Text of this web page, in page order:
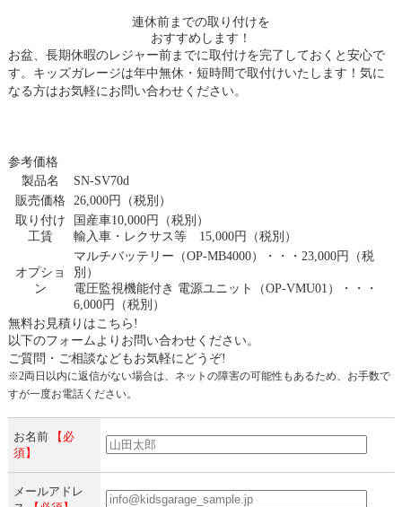
連休前までの取り付けを
おすすめします！
お盆、長期休暇のレジャー前までに取付けを完了しておくと安心で
す。キッズガレージは年中無休・短時間で取付けいたします！気に
なる方はお気軽にお問い合わせください。
参考価格
製品名
SN-SV70d
販売価格
26,000円（税別）
取り付け
工賃
国産車10,000円（税別）
輸入車・レクサス等 15,000円（税別）
オプショ
ン
マルチバッテリー（OP-MB4000）・・・23,000円（税
別）
電圧監視機能付き 電源ユニット（OP-VMU01）・・・
6,000円（税別）
無料お見積りはこちら!
以下のフォームよりお問い合わせください。
ご質問・ご相談などもお気軽にどうぞ!
※2両日以内に返信がない場合は、ネットの障害の可能性もあるため、お手数で
すが一度お電話ください。
お名前
【必
須】
メールアドレ